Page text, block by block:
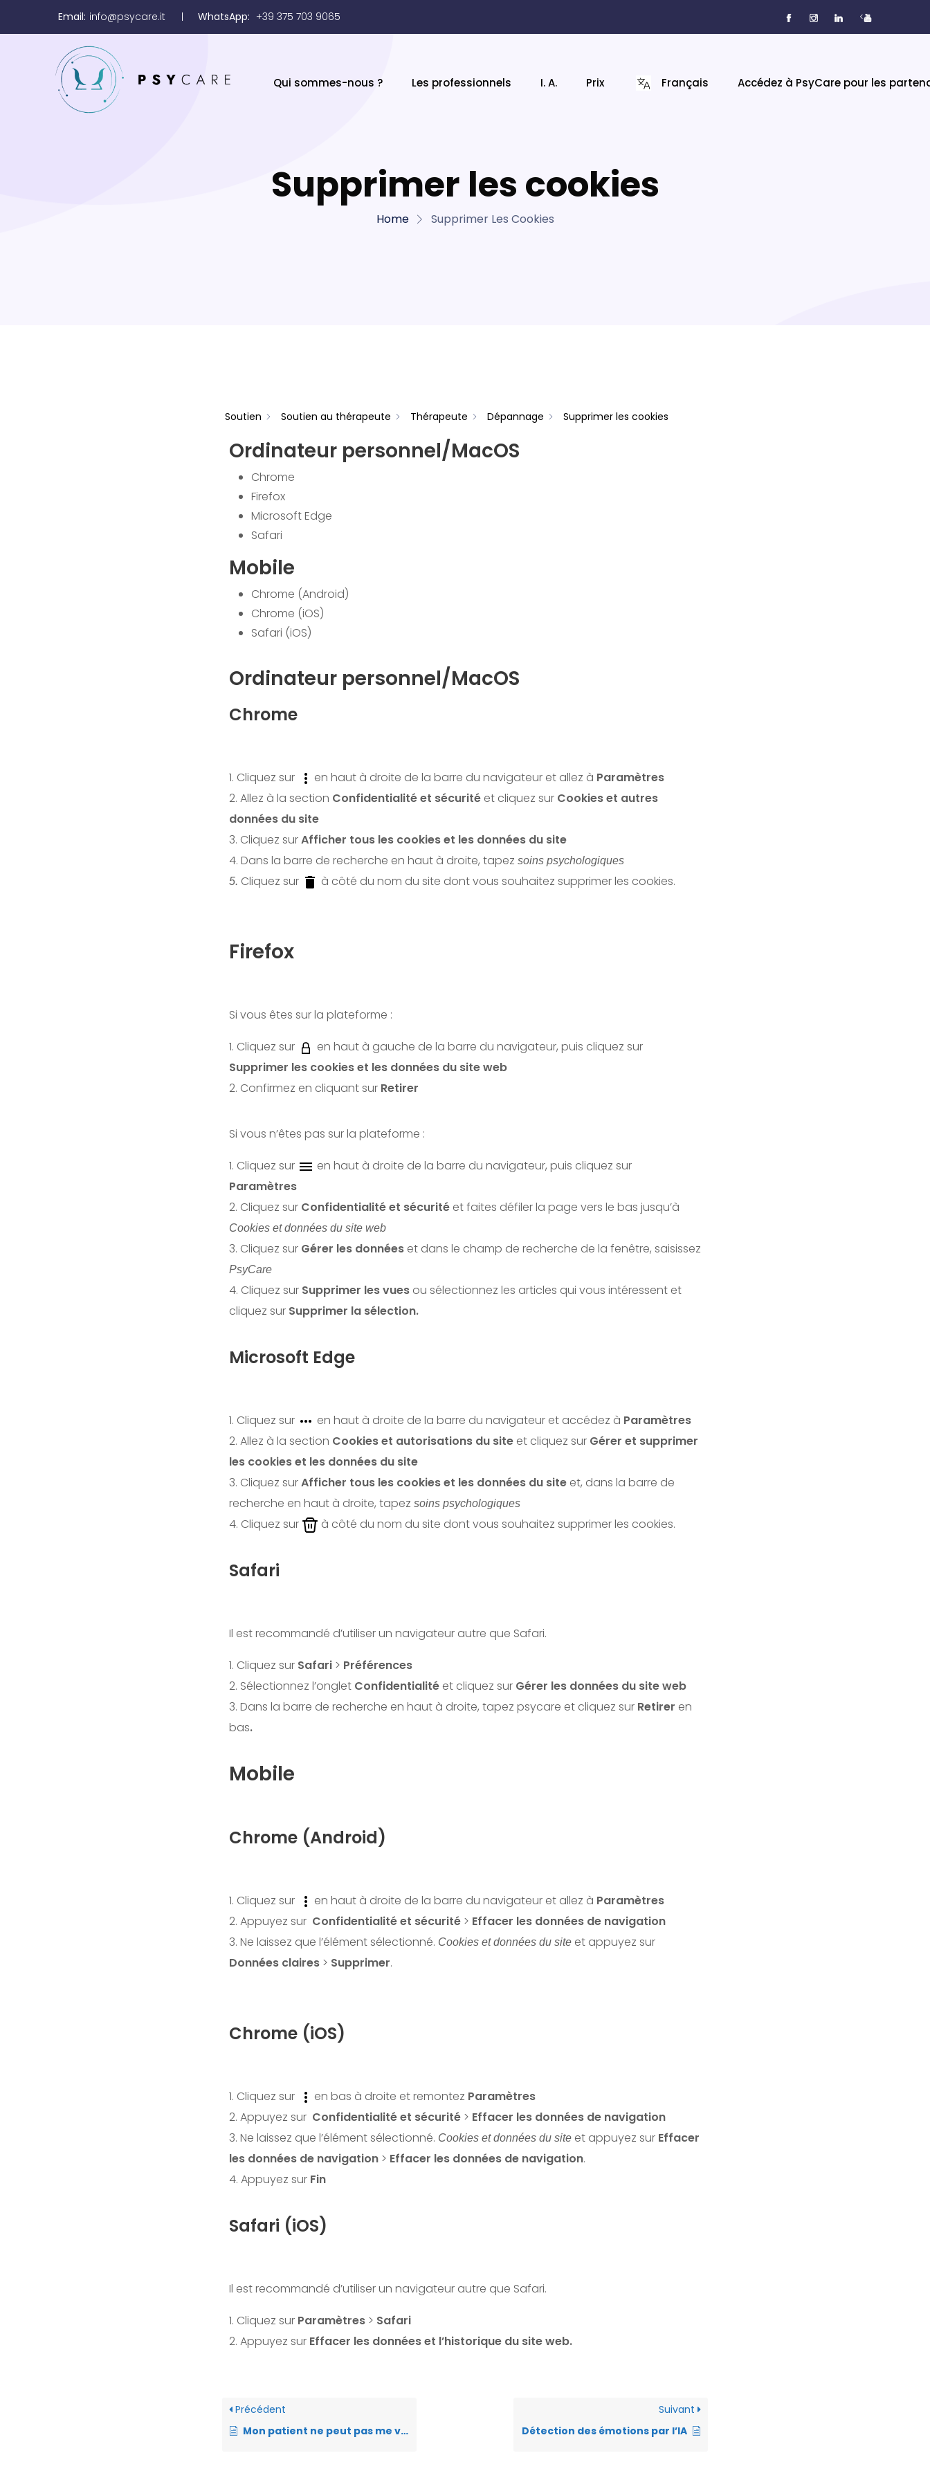
Email: info@psycare.it WhatsApp: +39 375 703 9065 <
Qui sommes-nous ? Les professionnels I. A. Prix Français Accédez à PsyCare pour les
Supprimer les cookies
Home Supprimer Les Cookies
Soutien Soutien au thérapeute Thérapeute Dépannage Supprimer les cookies
Ordinateur personnel/MacOS
Chrome
Firefox
Microsoft Edge
Safari
Mobile
Chrome (Android)
Chrome (iOS)
Safari (iOS)
Ordinateur personnel/MacOS
Chrome
1. Cliquez sur en haut à droite de la barre du navigateur et allez à Paramètres
2. Allez à la section Confidentialité et sécurité et cliquez sur Cookies et autres
données du site
3. Cliquez surAfficher tous les cookies et les données du site
4. Dans la barre de recherche en haut à droite, tapez soins psychologiques
5. Cliquez sur à côté du nom du site dont vous souhaitez supprimer les cookies.
Firefox
Si vous êtes sur la plateforme :
1. Cliquez sur
en haut à gauche de la barre du navigateur, puis cliquez sur
Supprimer les cookies et les données du site web
2. Confirmez en cliquant sur Retirer
Si vous n’êtes pas sur la plateforme :
1. Cliquez sur
en haut à droite de la barre du navigateur, puis cliquez sur
Paramètres
2. Cliquez sur Confidentialité et sécuritéet faites défiler la page vers le bas jusqu’à
Cookies et données du site web
3. Cliquez sur Gérer les données et dans le champ de recherche de la fenêtre, saisissez
PsyCare
4. Cliquez sur Supprimer les vuesou sélectionnez les articles qui vous intéressent et
cliquez sur Supprimer la sélection.
Microsoft Edge
1. Cliquez sur en haut à droite de la barre du navigateur et accédez à Paramètres
2. Allez à la section Cookies et autorisations du site et cliquez sur Gérer et supprimer
les cookies et les données du site
3. Cliquez surAfficher tous les cookies et les données du siteet, dans la barre de
recherche en haut à droite, tapez soins psychologiques
4. Cliquez sur à côté du nom du site dont vous souhaitez supprimer les cookies.
Safari
Il est recommandé d’utiliser un navigateur autre que Safari.
1. Cliquez sur Safari > Préférences
2. Sélectionnez l’onglet Confidentialitéet cliquez sur Gérer les données du site web
3. Dans la barre de recherche en haut à droite, tapez psycare et cliquez sur Retirer en
bas.
Mobile
Chrome (Android)
1. Cliquez sur en haut à droite de la barre du navigateur et allez à Paramètres
2. Appuyez sur Confidentialité et sécurité > Effacer les données de navigation
3. Ne laissez que l’élément sélectionné. Cookies et données du siteet appuyez sur
Données claires > Supprimer.
Chrome (iOS)
1. Cliquez sur en bas à droite et remontez Paramètres
2. Appuyez sur Confidentialité et sécurité > Effacer les données de navigation
3. Ne laissez que l’élément sélectionné. Cookies et données du siteet appuyez sur Effacer
les données de navigation > Effacer les données de navigation.
4. Appuyez sur Fin
Safari (iOS)
Il est recommandé d’utiliser un navigateur autre que Safari.
1. Cliquez sur Paramètres > Safari
2. Appuyez sur Effacer les données et l’historique du site web.
Précédent
Mon patient ne peut pas me voir
Suivant
Détection des émotions par l’IA